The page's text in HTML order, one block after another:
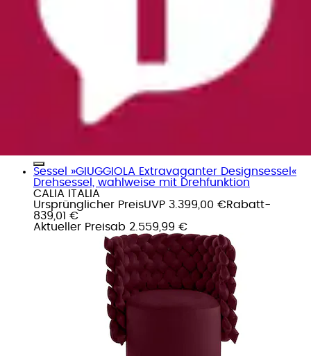
Sessel »GIUGGIOLA Extravaganter Designsessel«
Drehsessel, wahlweise mit Drehfunktion
CALIA ITALIA
Ursprünglicher PreisUVP 3.399,00 €Rabatt-
839,01 €
Aktueller Preisab 2.559,99 €